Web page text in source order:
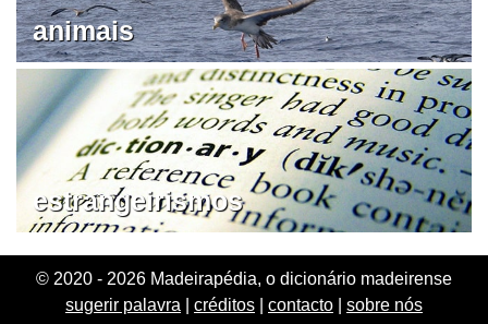
animais
estrangeirismos
© 2020 - 2026 Madeirapédia, o dicionário madeirense
sugerir palavra
créditos contacto sobre nós